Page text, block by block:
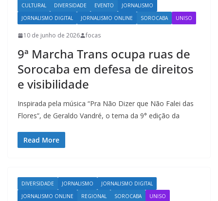
CULTURAL DIVERSIDADE EVENTO
JORNALISMO
JORNALISMO DIGITAL
JORNALISMO ONLINE SOROCABA UNISO
10 de junho de 2026 focas
9ª Marcha Trans ocupa ruas de
Sorocaba em defesa de direitos
e visibilidade
Inspirada pela música “Pra Não Dizer que Não Falei das
Flores”, de Geraldo Vandré, o tema da 9° edição da
Read More
DIVERSIDADE JORNALISMO
JORNALISMO DIGITAL
JORNALISMO ONLINE
REGIONAL SOROCABA UNISO